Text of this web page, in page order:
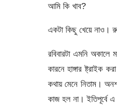
আমি কি খাব?
একটা কিছু খেয়ে নাও।
রবিবারটা এমনি
কারনে হাঙ্গার ষ্ট্রাইক
কথায় মেনে নিতাম।
কাজ হল না। ইতিপূর্বে এ